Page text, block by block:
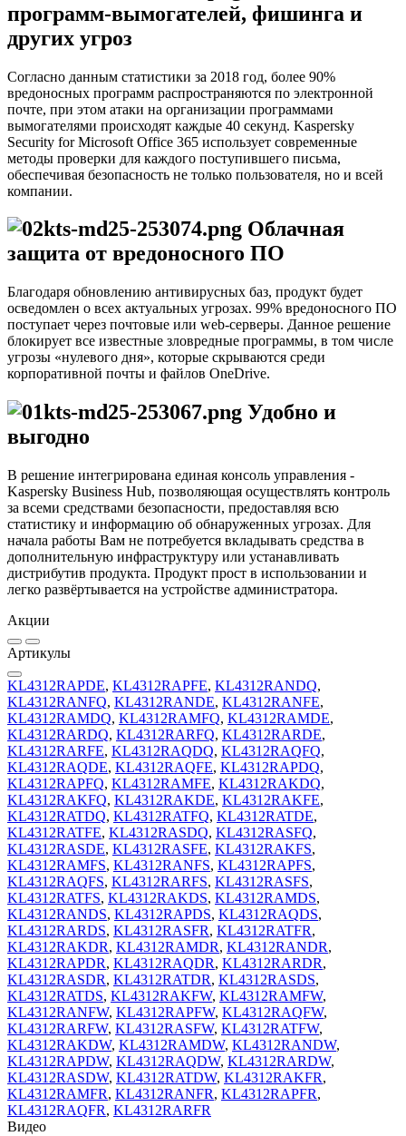
программ-вымогателей, фишинга и
других угроз
Согласно данным статистики за 2018 год, более 90%
вредоносных программ распространяются по электронной
почте, при этом атаки на организации программами
вымогателями происходят каждые 40 секунд. Kaspersky
Security for Microsoft Office 365 использует современные
методы проверки для каждого поступившего письма,
обеспечивая безопасность не только пользователя, но и всей
компании.
Облачная
защита от вредоносного ПО
Благодаря обновлению антивирусных баз, продукт будет
осведомлен о всех актуальных угрозах. 99% вредоносного ПО
поступает через почтовые или web-серверы. Данное решение
блокирует все известные зловредные программы, в том числе
угрозы «нулевого дня», которые скрываются среди
корпоративной почты и файлов OneDrive.
Удобно и
выгодно
В решение интегрирована единая консоль управления -
Kaspersky Business Hub, позволяющая осуществлять контроль
за всеми средствами безопасности, предоставляя всю
статистику и информацию об обнаруженных угрозах. Для
начала работы Вам не потребуется вкладывать средства в
дополнительную инфраструктуру или устанавливать
дистрибутив продукта. Продукт прост в использовании и
легко развёртывается на устройстве администратора.
Акции
Артикулы
KL4312RAPDE, KL4312RAPFE, KL4312RANDQ,
KL4312RANFQ, KL4312RANDE, KL4312RANFE,
KL4312RAMDQ, KL4312RAMFQ, KL4312RAMDE,
KL4312RARDQ, KL4312RARFQ, KL4312RARDE,
KL4312RARFE, KL4312RAQDQ, KL4312RAQFQ,
KL4312RAQDE, KL4312RAQFE, KL4312RAPDQ,
KL4312RAPFQ, KL4312RAMFE, KL4312RAKDQ,
KL4312RAKFQ, KL4312RAKDE, KL4312RAKFE,
KL4312RATDQ, KL4312RATFQ, KL4312RATDE,
KL4312RATFE, KL4312RASDQ, KL4312RASFQ,
KL4312RASDE, KL4312RASFE, KL4312RAKFS,
KL4312RAMFS, KL4312RANFS, KL4312RAPFS,
KL4312RAQFS, KL4312RARFS, KL4312RASFS,
KL4312RATFS, KL4312RAKDS, KL4312RAMDS,
KL4312RANDS, KL4312RAPDS, KL4312RAQDS,
KL4312RARDS, KL4312RASFR, KL4312RATFR,
KL4312RAKDR, KL4312RAMDR, KL4312RANDR,
KL4312RAPDR, KL4312RAQDR, KL4312RARDR,
KL4312RASDR, KL4312RATDR, KL4312RASDS,
KL4312RATDS, KL4312RAKFW, KL4312RAMFW,
KL4312RANFW, KL4312RAPFW, KL4312RAQFW,
KL4312RARFW, KL4312RASFW, KL4312RATFW,
KL4312RAKDW, KL4312RAMDW, KL4312RANDW,
KL4312RAPDW, KL4312RAQDW, KL4312RARDW,
KL4312RASDW, KL4312RATDW, KL4312RAKFR,
KL4312RAMFR, KL4312RANFR, KL4312RAPFR,
KL4312RAQFR, KL4312RARFR
Видео